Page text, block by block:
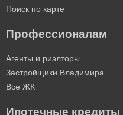
Поиск по карте
Профессионалам
Агенты и риэлторы
Застройщики Владимира
Все ЖК
Ипотечные кредиты